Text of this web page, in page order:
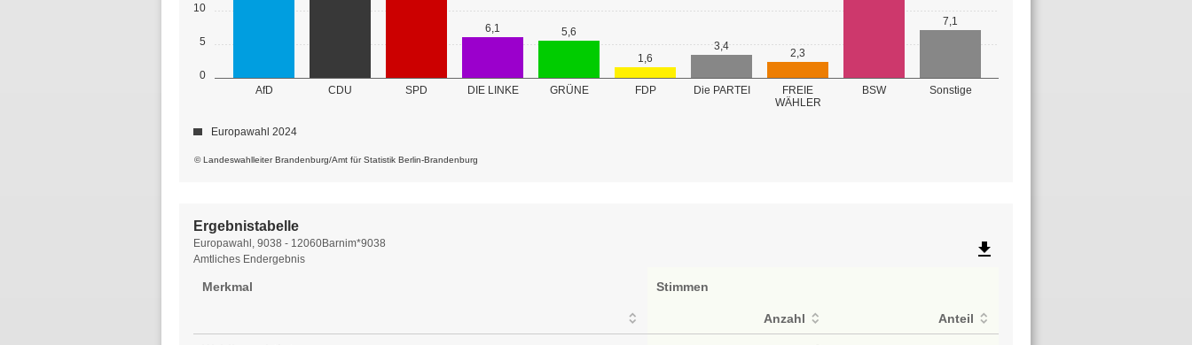
0
5
10
AfD CDU SPD DIE LINKE GRÜNE FDP Die PARTEI FREIE
WÄHLER
BSW Sonstige
6,1 5,6
1,6
3,4
2,3
7,1
© Landeswahlleiter Brandenburg/Amt für Statistik Berlin-Brandenburg
Europawahl 2024
Ergebnistabelle
Ergebnistabelle
Europawahl, 9038 - 12060Barnim*9038
Amtliches Endergebnis
file_download
Merkmal Stimmen
Anzahl Anteil